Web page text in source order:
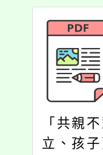
「共親
立、孩子